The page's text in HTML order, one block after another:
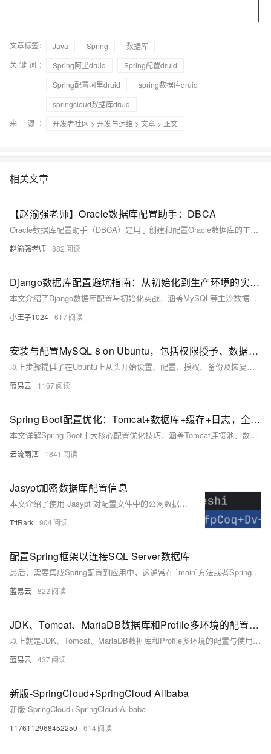
文章标签： Java Spring
数据库
关键词：
Spring阿里druid
Spring配置druid
Spring配置阿里druid
spring数据库druid
springcloud数据库druid
来 源：
开发者社区 > 开发与运维 > 文章 > 正文
相关文章
【赵渝强老师】Oracle数据库配置助手：DBCA
Oracle数据库配置助手（DBCA）是用于创建和配置Oracle数据库的工具，支持图形界面和静默执行模式。本文介绍了使用DBCA在Linux环境下创建数据库的完整步骤，包括选择数据库操作类型、配置存储与网络选项、设置管理密码等，并提供了界面截图与视频讲解，帮助用户快速掌握数据库创建流程。
赵渝强老师 882
Django数据库配置避坑指南：从初始化到生产环境的实战优化
本文介绍了Django数据库配置与初始化实战，涵盖MySQL等主流数据库的配置方法及常见问题处理。内容包括数据库连接设置、驱动安装、配置检查、数据表生成、初始数据导入导出，并提供真实项目部署场景的操作步骤与示例代码，适用于开发、测试及生产环境搭建。
小王子1024 617
安装与配置MySQL 8 on Ubuntu，包括权限授予、数据库备份及远程连接指南
以上步骤提供了在Ubuntu上从头开始设置、配置、授权、备份及恢复一个基础但完整的MySQL环境所需知识点。
蓝易云 1167
Spring Boot配置优化：Tomcat+数据库+缓存+日志，全场景教程
本文详解Spring Boot十大核心配置优化技巧，涵盖Tomcat连接池、数据库连接池、Jackson时区、日志管理、缓存策略、异步线程池等关键配置，结合代码示例与通俗解释，助你轻松掌握高并发场景下的性能调优方法，适用于实际项目落地。
云流雨洄 1841
Jasypt加密数据库配置信息
本文介绍了使用 Jasypt 对配置文件中的公网数据库认证信息进行加密的方法，以提升系统安全性。主要内容包括：1. 背景介绍；2. 前期准备，如依赖导入及版本选择；3. 生成密钥并实现加解密测试；4. 在配置文件中应用加密后的密码，并通过测试接口验证解密结果。确保密码安全的同时，保障系统的正常运行。
TttRark 904
配置Spring框架以连接SQL Server数据库
最后，需要集成Spring配置到应用中，这通常在 `main`方法或者Spring Boot的应用配置类中通过加载XML配置或使用注解来实现。
蓝易云 822
JDK、Tomcat、MariaDB数据库和Profile多环境的配置与使用
以上就是JDK、Tomcat、MariaDB数据库和Profile多环境的配置与使用的基本步骤。这些步骤可能会因为你的具体需求和环境而有所不同，但是基本的思路是一样的。希望这些信息能够帮助你更好地理解和使用这些工具。
蓝易云 437
新版-SpringCloud+SpringCloud Alibaba
新版-SpringCloud+SpringCloud Alibaba
1176112968452250 614